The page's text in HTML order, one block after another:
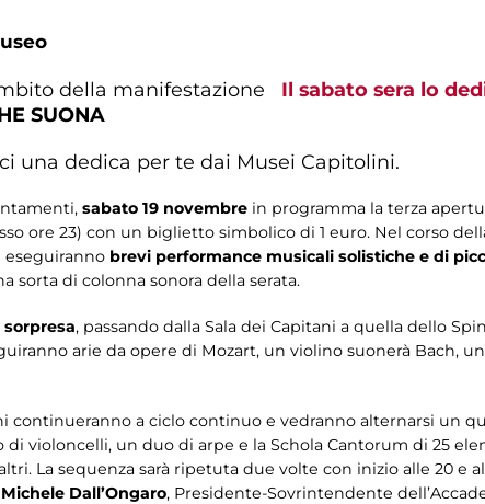
della manifestazione Il sabato sera lo
SUONA
una dedica per te dai Musei Capitolini.
sabato 19 novembre in programma la terza
ore 23) con un biglietto simbolico di 1 euro. Nel corso
eseguiranno brevi performance musicali solistiche e di
sorta di colonna sonora della serata.
, passando dalla Sala dei Capitani a quella dello
arie da opere di Mozart, un violino suonerà Bach,
continueranno a ciclo continuo e vedranno alternarsi un
violoncelli, un duo di arpe e la Schola Cantorum di 25
La sequenza sarà ripetuta due volte con inizio alle 20 e
Dall’Ongaro, Presidente-Sovrintendente